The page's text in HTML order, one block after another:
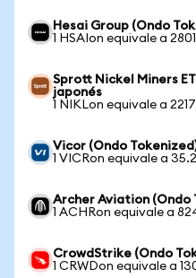
Hesai Group (Ondo
1 HSAIon equivale a
Sprott Nickel Miners
japonés
1 NIKLon equivale a
Vicor (Ondo
1 VICRon equivale a
Archer Aviation (Ondo
1 ACHRon equivale a
CrowdStrike (Ondo
1 CRWDon equivale a